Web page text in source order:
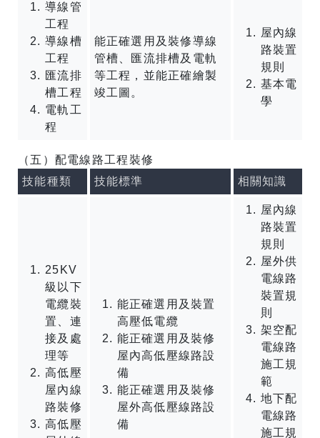
導線管
工程
導線槽
工程
匯流排
槽工程
電軌工
程
能正確選用及裝修導線
管槽、匯流排槽及電軌
等工程，並能正確繪製
竣工圖。
屋內線
路裝置
規則
基本電
學
（五）配電線路工程裝修
技能種類
技能標準 相關知識
25KV
級以下
電纜裝
置、連
接及處
理等
高低壓
屋內線
路裝修
高低壓
能正確選用及裝置
高壓低電纜
能正確選用及裝修
屋內高低壓線路設
備
能正確選用及裝修
屋外高低壓線路設
備
屋內線
路裝置
規則
屋外供
電線路
裝置規
則
架空配
電線路
施工規
範
地下配
電線路
施工規